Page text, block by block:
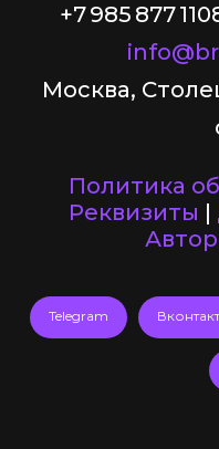
+7 985 877
Москва,
Политика
Реквизиты |
Telegram